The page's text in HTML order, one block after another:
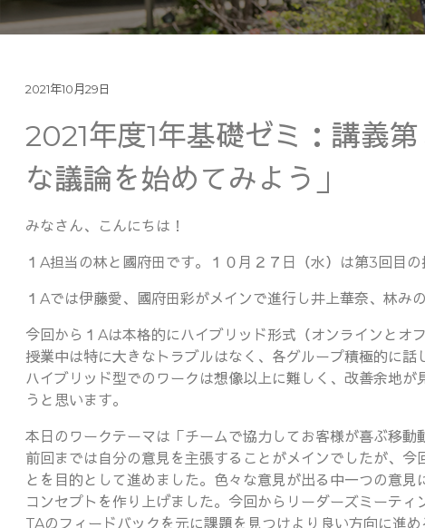
2021年10月29日
2021年度1年基礎ゼミ：講義
な議論を始めてみよう」
みなさん、こんにちは！
１A担当の林と國府田です。１０月２７日（水）は第3回目の
１Aでは伊藤愛、國府田彩がメインで進行し井上華奈、林み
今回から１Aは本格的にハイブリッド形式（オンラインとオ
授業中は特に大きなトラブルはなく、各グループ積極的に話
ハイブリッド型でのワークは想像以上に難しく、改善余地
うと思います。
本日のワークテーマは「チームで協力してお客様が喜ぶ移
前回までは自分の意見を主張することがメインでしたが、
とを目的として進めました。色々な意見が出る中一つの意
コンセプトを作り上げました。今回からリーダーズミーティ
TAのフィードバックを元に課題を見つけより良い方向に進め